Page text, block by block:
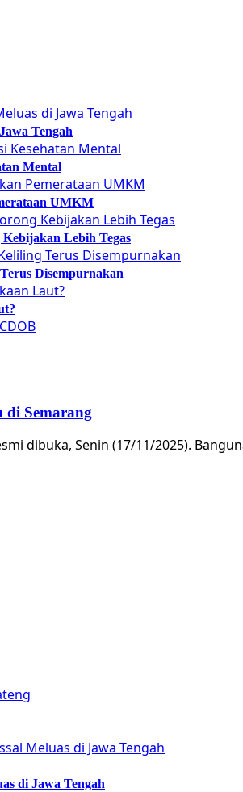
Tengah
Mental
UMKM
Lebih Tegas
Disempurnakan
di Semarang
dibuka, Senin (17/11/2025).
di Jawa Tengah